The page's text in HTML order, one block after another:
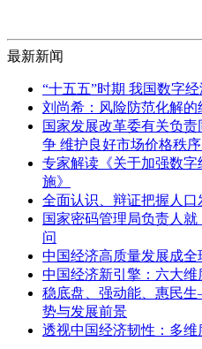
最新新闻
“十五五”时期 我国数字
刘尚希：风险防范化解的
国家发展改革委有关负
争 维护良好市场价格秩
专家解读《关于加强数
施》
全面认识、辩证把握人口
国家密码管理局负责人
问
中国经济高质量发展成全
中国经济新引擎：六大
稳底盘、强动能、惠民
势与发展前景
透视中国经济韧性：多